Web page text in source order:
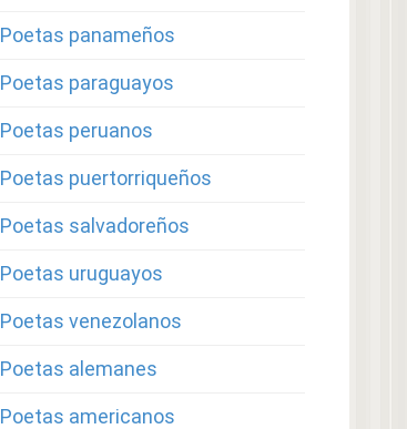
Poetas panameños
Poetas paraguayos
Poetas peruanos
Poetas puertorriqueños
Poetas salvadoreños
Poetas uruguayos
Poetas venezolanos
Poetas alemanes
Poetas americanos